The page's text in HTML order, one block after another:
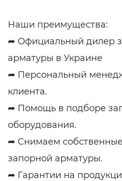
Наши преимущества:
➦ Официальный дилер
арматуры в Украине
➦ Персональный
клиента.
➦ Помощь в подборе
оборудования.
➦ Снимаем
запорной арматуры.
➦ Гарантии на